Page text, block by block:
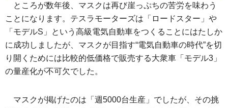
ところが数年後、マスクは再び崖っぷちの苦労を味わう
ことになります。テスラモーターズは「ロードスター」や
「モデルS」という高級電気自動車をつくることにはたしか
に成功しましたが、マスクが目指す“電気自動車の時代”を切
り開くためには比較的低価格で販売する大衆車「モデル3」
の量産化が不可欠でした。
マスクが掲げたのは「週5000台生産」でしたが、その挑